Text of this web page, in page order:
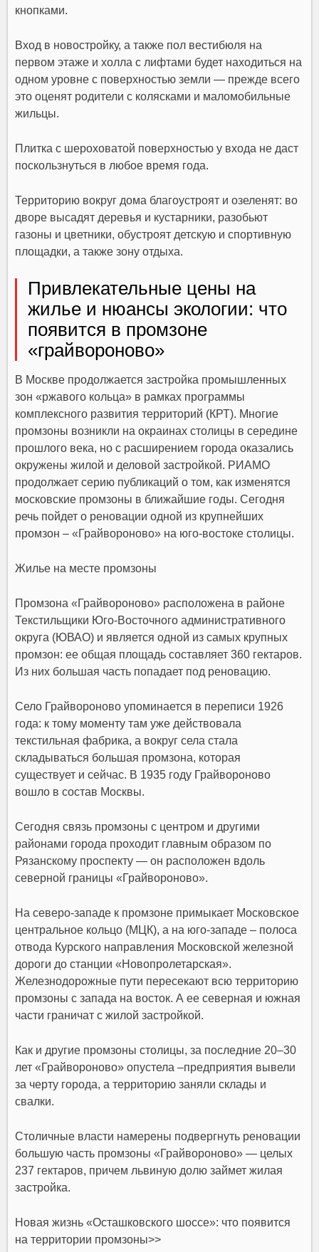
кнопками.
Вход в новостройку, а также пол вестибюля на
первом этаже и холла с лифтами будет находиться на
одном уровне с поверхностью земли — прежде всего
это оценят родители с колясками и маломобильные
жильцы.
Плитка с шероховатой поверхностью у входа не даст
поскользнуться в любое время года.
Территорию вокруг дома благоустроят и озеленят: во
дворе высадят деревья и кустарники, разобьют
газоны и цветники, обустроят детскую и спортивную
площадки, а также зону отдыха.
Привлекательные цены на
жилье и нюансы экологии: что
появится в промзоне
«грайвороново»
В Москве продолжается застройка промышленных
зон «ржавого кольца» в рамках программы
комплексного развития территорий (КРТ). Многие
промзоны возникли на окраинах столицы в середине
прошлого века, но с расширением города оказались
окружены жилой и деловой застройкой. РИАМО
продолжает серию публикаций о том, как изменятся
московские промзоны в ближайшие годы. Сегодня
речь пойдет о реновации одной из крупнейших
промзон – «Грайвороново» на юго-востоке столицы.
Жилье на месте промзоны
Промзона «Грайвороново» расположена в районе
Текстильщики Юго-Восточного административного
округа (ЮВАО) и является одной из самых крупных
промзон: ее общая площадь составляет 360 гектаров.
Из них большая часть попадает под реновацию.
Село Грайвороново упоминается в переписи 1926
года: к тому моменту там уже действовала
текстильная фабрика, а вокруг села стала
складываться большая промзона, которая
существует и сейчас. В 1935 году Грайвороново
вошло в состав Москвы.
Сегодня связь промзоны с центром и другими
районами города проходит главным образом по
Рязанскому проспекту — он расположен вдоль
северной границы «Грайвороново».
На северо-западе к промзоне примыкает Московское
центральное кольцо (МЦК), а на юго-западе – полоса
отвода Курского направления Московской железной
дороги до станции «Новопролетарская».
Железнодорожные пути пересекают всю территорию
промзоны с запада на восток. А ее северная и южная
части граничат с жилой застройкой.
Как и другие промзоны столицы, за последние 20–30
лет «Грайвороново» опустела –предприятия вывели
за черту города, а территорию заняли склады и
свалки.
Столичные власти намерены подвергнуть реновации
большую часть промзоны «Грайвороново» — целых
237 гектаров, причем львиную долю займет жилая
застройка.
Новая жизнь «Осташковского шоссе»: что появится
на территории промзоны>>